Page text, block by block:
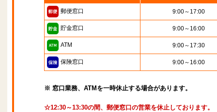
郵便窓口 9:00～17:00
貯金窓口 9:00～16:00
ATM 9:00～17:30
保険窓口 9:00～16:00
※ 窓口業務、ATMを一時休止する場合があります。
☆12:30～13:30の間、郵便窓口の営業を休止しております。